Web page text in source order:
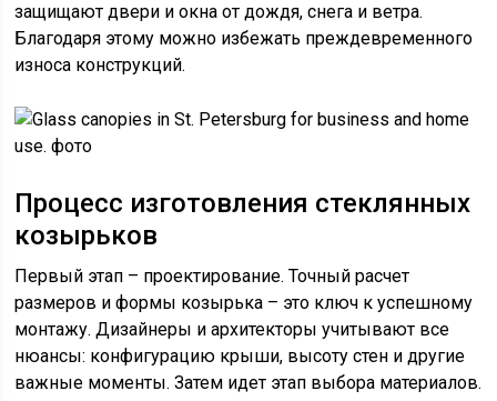
защищают двери и окна от дождя, снега и ветра.
Благодаря этому можно избежать преждевременного
износа конструкций.
Процесс изготовления стеклянных
козырьков
Первый этап – проектирование. Точный расчет
размеров и формы козырька – это ключ к успешному
монтажу. Дизайнеры и архитекторы учитывают все
нюансы: конфигурацию крыши, высоту стен и другие
важные моменты. Затем идет этап выбора материалов.